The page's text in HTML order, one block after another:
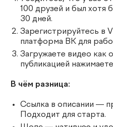
100 друзей и был хотя
30 дней.
Зарегистрируйтесь в
платформа ВК для
Загружаете видео как
публикацией
В чём разница:
Ссылка в описании —
Подходит для старта.